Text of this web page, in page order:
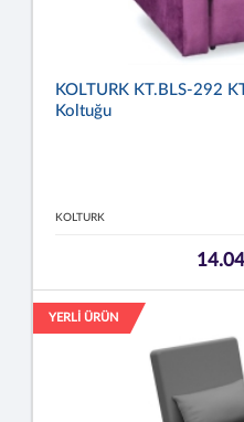
KOLTURK KT.BLS-292
Koltuğu
KOLTURK
YERLİ ÜRÜN